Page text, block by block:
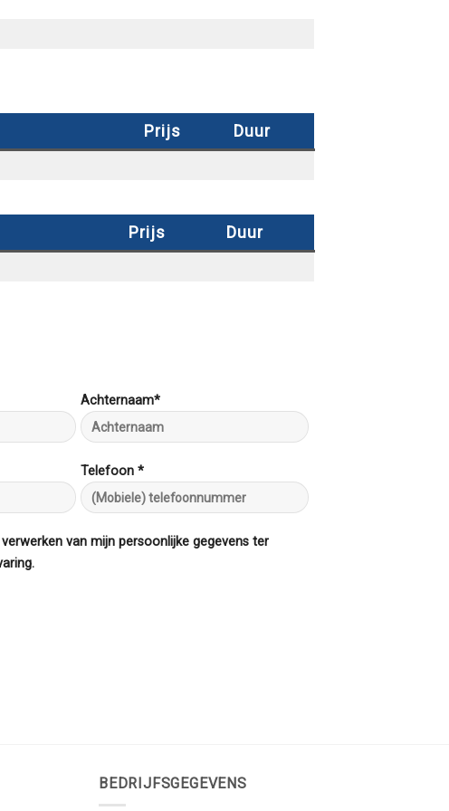
Prijs Duur
Prijs Duur
Achternaam*
Telefoon *
van mijn persoonlijke gegevens ter
BEDRIJFSGEGEVENS